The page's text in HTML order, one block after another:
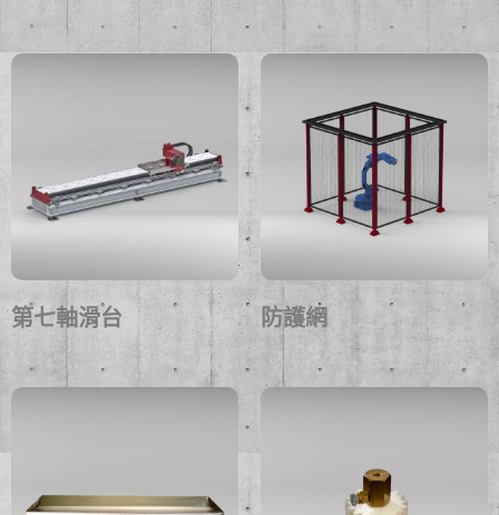
第七軸滑台 防護網